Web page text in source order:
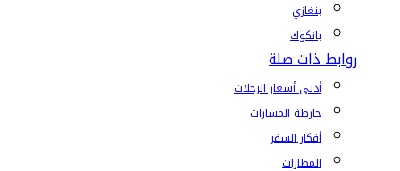
بنغازي
بانكوك
روابط ذات صلة
أدنى أسعار الرحلات
خارطة المسارات
أفكار السفر
المطارات